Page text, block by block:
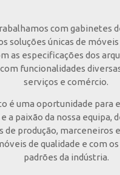
com gabinetes
soluções únicas de
as especificações dos
funcionalidades
serviços e comércio.
é uma oportunidade para
a paixão da nossa equipa,
de produção, marceneiros
de qualidade e com
padrões da indústria.